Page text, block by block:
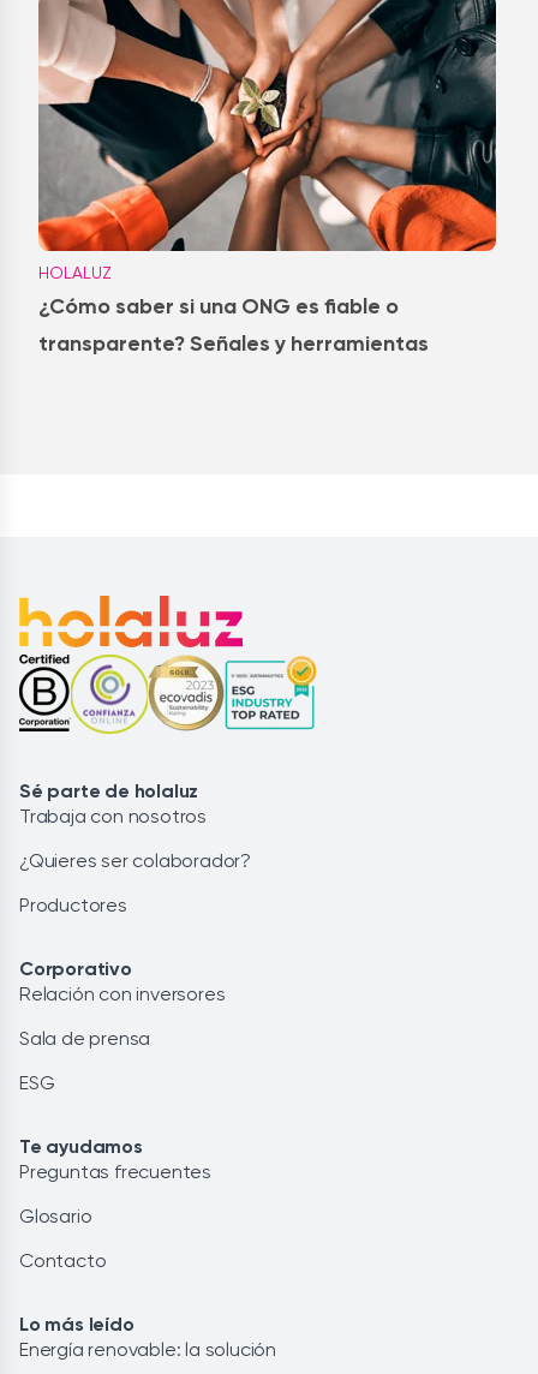
HOLALUZ
¿Cómo saber si una ONG es fiable o
transparente? Señales y herramientas
Sé parte de holaluz
Trabaja con nosotros
¿Quieres ser colaborador?
Productores
Corporativo
Relación con inversores
Sala de prensa
ESG
Te ayudamos
Preguntas frecuentes
Glosario
Contacto
Lo más leído
Energía renovable: la solución